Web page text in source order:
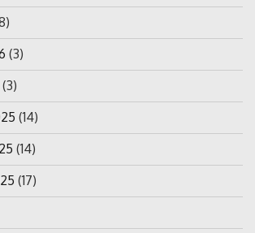
(3)
(3)
(14)
(14)
(17)